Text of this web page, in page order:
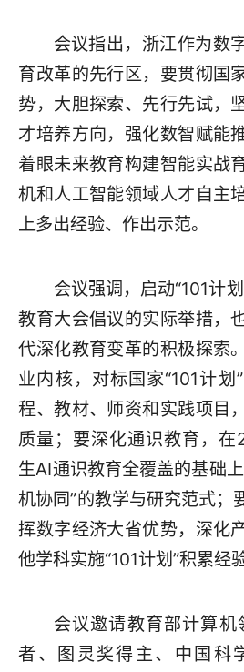
会议指出，浙江作为数
育改革的先行区，要贯彻国
势，大胆探索、先行先试，
才培养方向，强化数智赋能
着眼未来教育构建智能实战
机和人工智能领域人才自主
上多出经验、作出示范。
会议强调，启动“101计
教育大会倡议的实际举措，
代深化教育变革的积极探索
业内核，对标国家“101计
程、教材、师资和实践项目
质量；要深化通识教育，
生AI通识教育全覆盖的基础
机协同”的教学与研究范式；
挥数字经济大省优势，深化
他学科实施“101计划”积累经验
会议邀请教育部计算机
者、图灵奖得主、中国科